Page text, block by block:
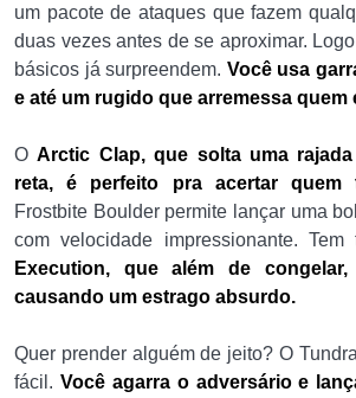
um pacote de ataques que fazem
duas vezes antes de se aproximar.
básicos já surpreendem. Você usa
e até um rugido que arremessa quem
OArctic Clap, que solta uma
reta, é perfeito pra acertar quem
Frostbite Boulder permite lançar uma
com velocidade impressionante. Tem
Execution, que além de
causando um estrago absurdo.
Quer prender alguém de jeito? O
fácil. Você agarra o adversário e